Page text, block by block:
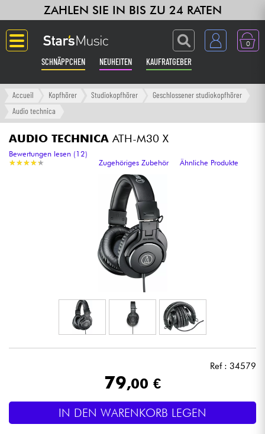
ZAHLEN SIE IN BIS ZU 24 RATEN
0
SCHNÄPPCHEN NEUHEITEN KAUFRATGEBER
Langue
Verstärker & Effekte
Synths & samplers
Licht
Accueil Kopfhörer Studiokopfhörer
Geschlossener studiokopfhörer
Audio technica
AUDIO TECHNICA ATH-M30 X
★★★★★
★★★★★
Bewertungen lesen (12)
Zugehöriges Zubehör
Ähnliche Produkte
Ref : 34579
79,00 €
IN DEN WARENKORB LEGEN